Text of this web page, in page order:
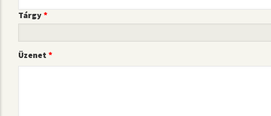
Tárgy
Üzenet